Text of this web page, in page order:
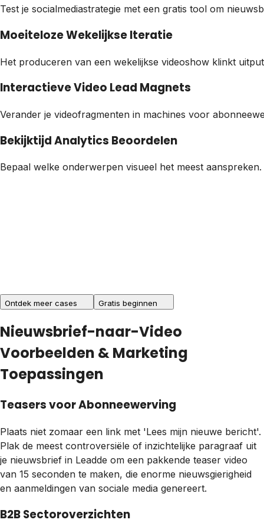
Test je socialmediastrategie met een gratis tool om
Moeiteloze Wekelijkse Iteratie
Het produceren van een wekelijkse videoshow klinkt
Interactieve Video Lead Magnets
Verander je videofragmenten in machines voor
Bekijktijd Analytics Beoordelen
Bepaal welke onderwerpen visueel het meest
Ontdek meer cases Gratis beginnen
Nieuwsbrief-naar-Video
Voorbeelden & Marketing
Toepassingen
Teasers voor Abonneewerving
Plaats niet zomaar een link met 'Lees mijn nieuwe bericht'.
Plak de meest controversiële of inzichtelijke paragraaf uit
je nieuwsbrief in Leadde om een pakkende teaser video
van 15 seconden te maken, die enorme nieuwsgierigheid
en aanmeldingen van sociale media genereert.
B2B Sectoroverzichten